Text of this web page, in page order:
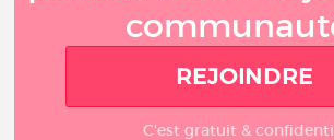
REJOINDRE
C'est gratuit &